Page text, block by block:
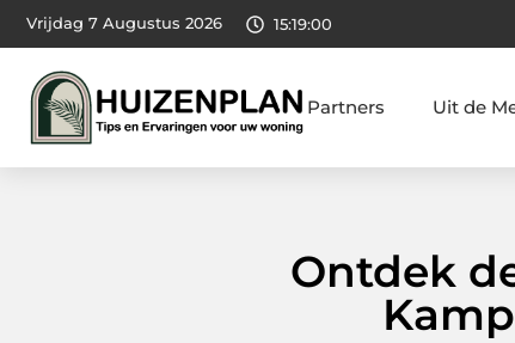
Vrijdag 7 Augustus 2026 15:19:02
Partners Uit de
Ontdek